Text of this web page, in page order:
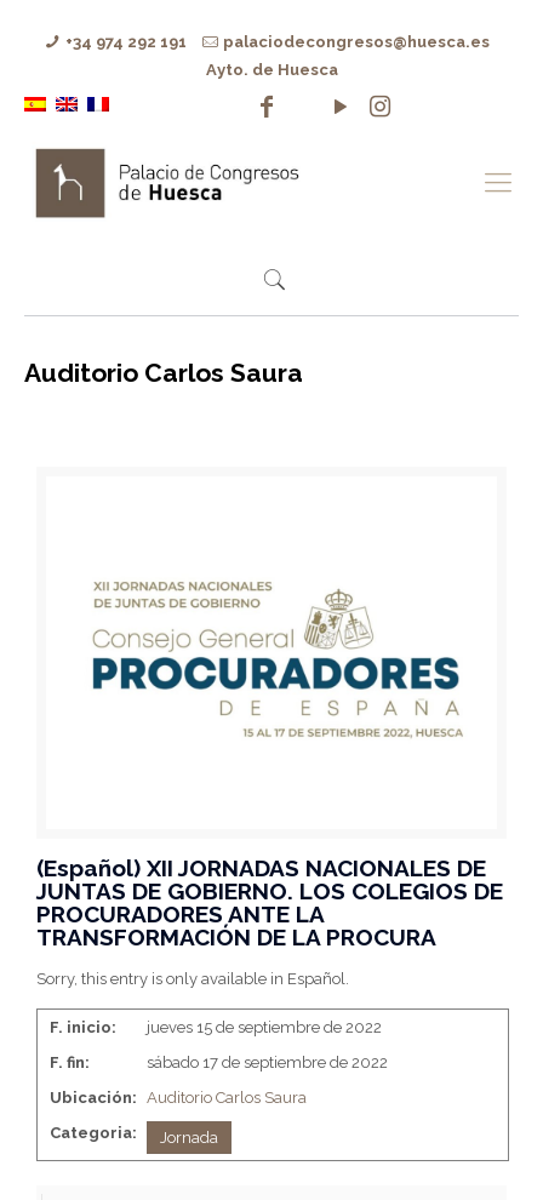
+34 974 292 191
palaciodecongresos@huesca.es
Ayto. de Huesca
Auditorio Carlos Saura
(Español) XII JORNADAS NACIONALES DE
JUNTAS DE GOBIERNO. LOS COLEGIOS DE
PROCURADORES ANTE LA
TRANSFORMACIÓN DE LA PROCURA
Sorry, this entry is only available in Español.
F. inicio:
jueves 15 de septiembre de 2022
F. fin:
sábado 17 de septiembre de 2022
Ubicación: Auditorio Carlos Saura
Categoria:
Jornada